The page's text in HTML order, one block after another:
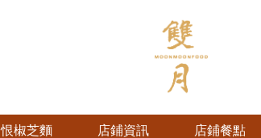
椒芝麵 店鋪資訊 店鋪餐點